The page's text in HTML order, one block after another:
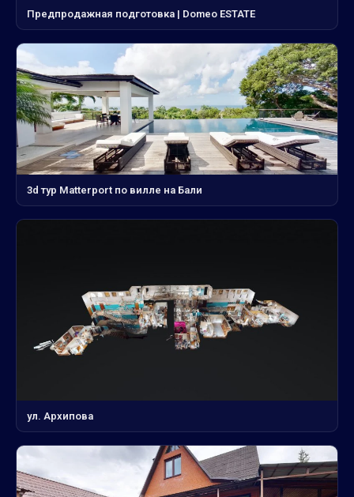
Предпродажная подготовка | Domeo ESTATE
3d тур Matterport по вилле на Бали
ул. Архипова